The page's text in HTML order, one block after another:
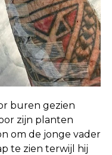
buren gezien
zijn planten
om de jonge vader
te zien terwijl hij